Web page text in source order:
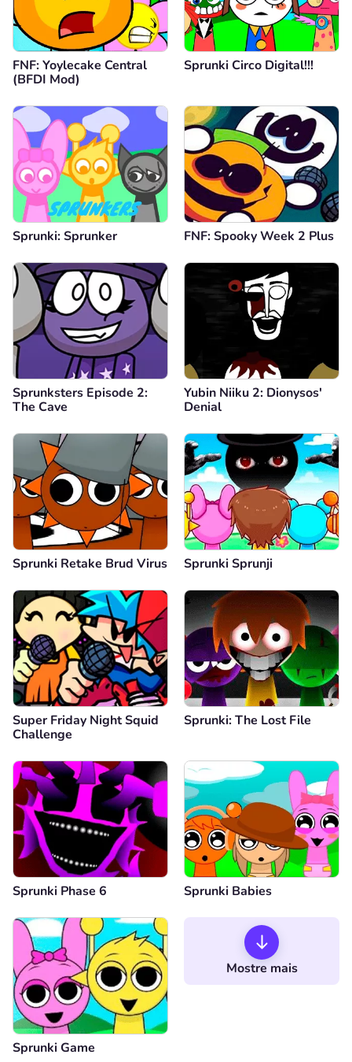
FNF: Yoylecake Central
(BFDI Mod)
Sprunki Circo Digital!!!
Sprunki: Sprunker FNF: Spooky Week 2 Plus
Sprunksters Episode 2:
The Cave
Yubin Niiku 2: Dionysos'
Denial
Sprunki Retake Brud Virus Sprunki Sprunji
Super Friday Night Squid
Challenge
Sprunki: The Lost File
Sprunki Phase 6 Sprunki Babies
Sprunki Game
Mostre mais